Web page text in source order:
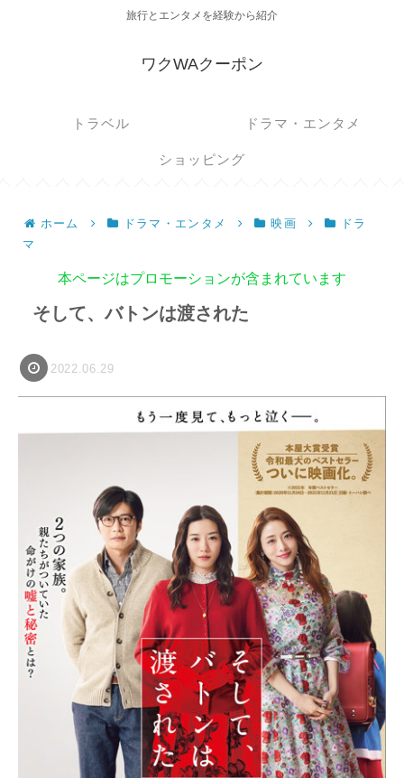
旅行とエンタメを経験から紹介
ワクWAクーポン
トラベル ドラマ・エンタメ
ショッピング
ホーム ドラマ・エンタメ 映画
ドラ
マ
本ページはプロモーションが含まれています
そして、バトンは渡された
2022.06.29